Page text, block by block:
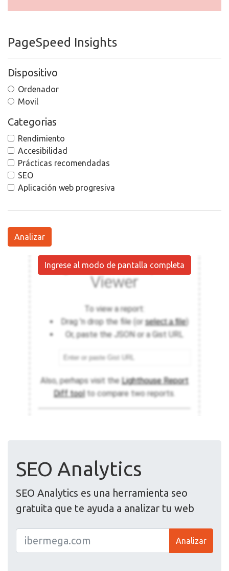
PageSpeed Insights
Dispositivo
Ordenador
Movil
Categorias
Rendimiento
Accesibilidad
Prácticas recomendadas
SEO
Aplicación web progresiva
Analizar
Ingrese al modo de pantalla completa
SEO Analytics
SEO Analytics es una herramienta seo
gratuita que te ayuda a analizar tu web
Analizar